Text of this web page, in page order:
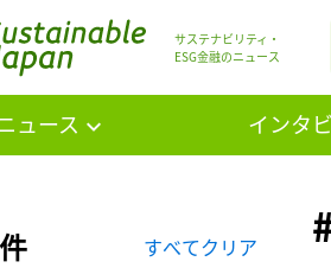
サステナビリティ・
ESG金融のニュース
ュース インタ
すべてクリア